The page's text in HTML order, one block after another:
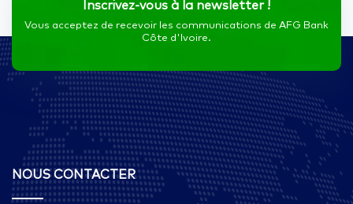
Inscrivez-vous à la newsletter !
Vous acceptez de recevoir les communications de AFG Bank
Côte d'Ivoire.
NOUS CONTACTER